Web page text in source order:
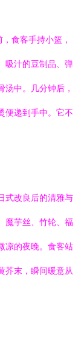
食客手持小篮，
吸汁的豆制品、弹
中。几分钟后，
便递到手中。它不
式改良后的清雅与
魔芋丝、竹轮、福
凉的夜晚。食客站
芥末，瞬间暖意从